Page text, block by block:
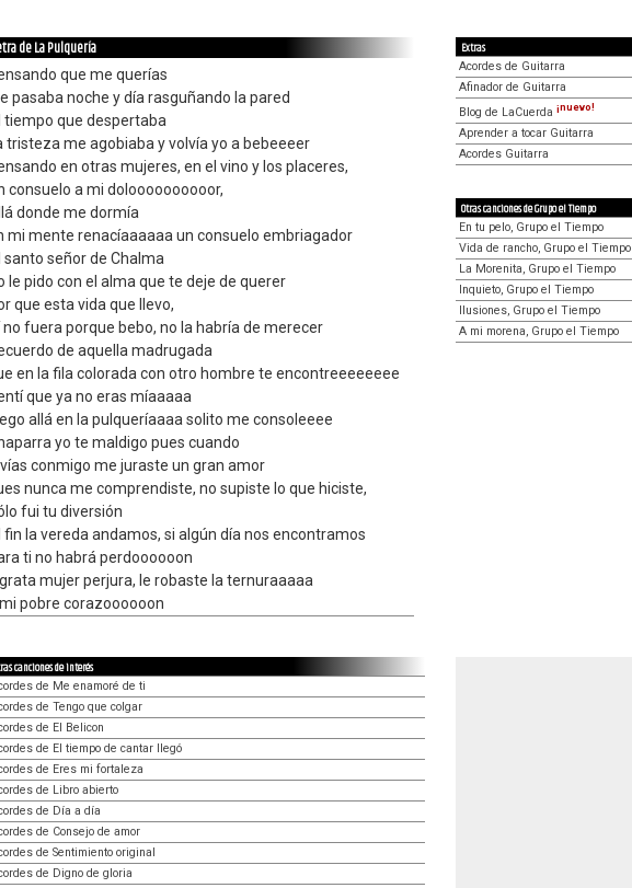
de La Pulquería
que me querías
pasaba noche y día rasguñando la pared
tiempo que despertaba
tristeza me agobiaba y volvía yo a bebeeeer
en otras mujeres, en el vino y los placeres,
consuelo a mi doloooooooooor,
donde me dormía
mi mente renacíaaaaaa un consuelo embriagador
santo señor de Chalma
le pido con el alma que te deje de querer
que esta vida que llevo,
no fuera porque bebo, no la habría de merecer
de aquella madrugada
en la fila colorada con otro hombre te encontreeeeeeee
que ya no eras míaaaaa
allá en la pulqueríaaaa solito me consoleeee
yo te maldigo pues cuando
conmigo me juraste un gran amor
nunca me comprendiste, no supiste lo que hiciste,
fui tu diversión
fin la vereda andamos, si algún día nos encontramos
ti no habrá perdoooooon
mujer perjura, le robaste la ternuraaaaa
pobre corazoooooon
Extras
Acordes de Guitarra
Afinador de Guitarra
Blog de LaCuerda ¡nuevo!
Aprender a tocar Guitarra
Acordes Guitarra
Otras canciones de Grupo el Tiempo
En tu pelo, Grupo el Tiempo
Vida de rancho, Grupo el Tiempo
La Morenita, Grupo el Tiempo
Inquieto, Grupo el Tiempo
Ilusiones, Grupo el Tiempo
A mi morena, Grupo el Tiempo
canciones de interés
de Me enamoré de ti
de Tengo que colgar
de El Belicon
de El tiempo de cantar llegó
de Eres mi fortaleza
de Libro abierto
de Día a día
de Consejo de amor
de Sentimiento original
de Digno de gloria